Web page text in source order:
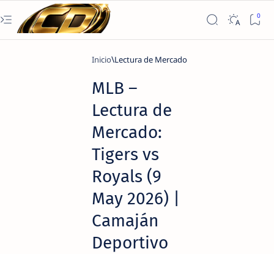
Inicio Lectura de Mercado
MLB –
Lectura de
Mercado:
Tigers vs
Royals (9
May 2026) |
Camaján
Deportivo